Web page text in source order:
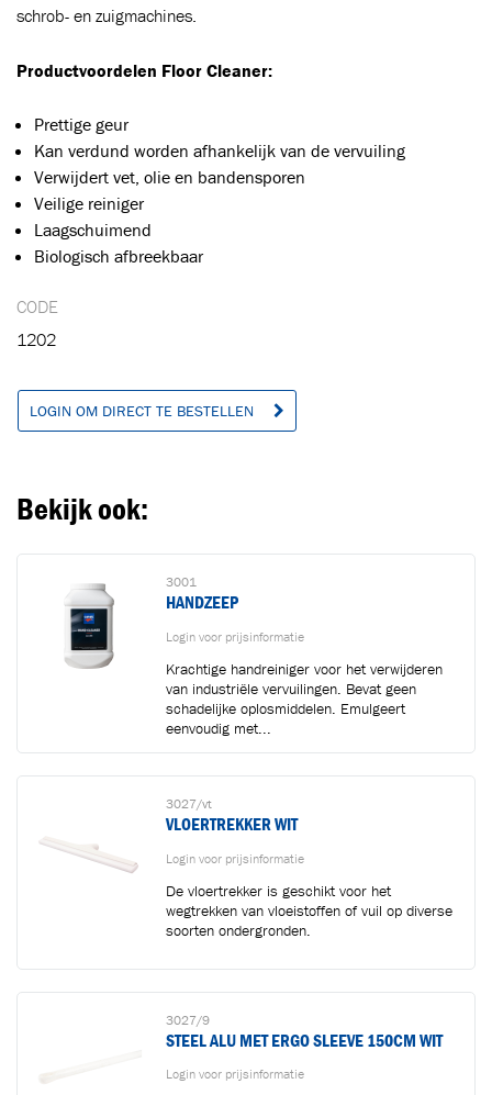
schrob- en zuigmachines.
Productvoordelen Floor Cleaner:
Prettige geur
Kan verdund worden afhankelijk van de vervuiling
Verwijdert vet, olie en bandensporen
Veilige reiniger
Laagschuimend
Biologisch afbreekbaar
CODE
1202
LOGIN OM DIRECT TE BESTELLEN
Bekijk ook:
3001
HANDZEEP
Login voor prijsinformatie
Krachtige handreiniger voor het verwijderen
van industriële vervuilingen. Bevat geen
schadelijke oplosmiddelen. Emulgeert
eenvoudig met...
3027/vt
VLOERTREKKER WIT
Login voor prijsinformatie
De vloertrekker is geschikt voor het
wegtrekken van vloeistoffen of vuil op diverse
soorten ondergronden.
3027/9
STEEL ALU MET ERGO SLEEVE 150CM WIT
Login voor prijsinformatie
Toegevoegd aan winkelwagen